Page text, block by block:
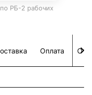
РБ-2 рабочих
Оплата